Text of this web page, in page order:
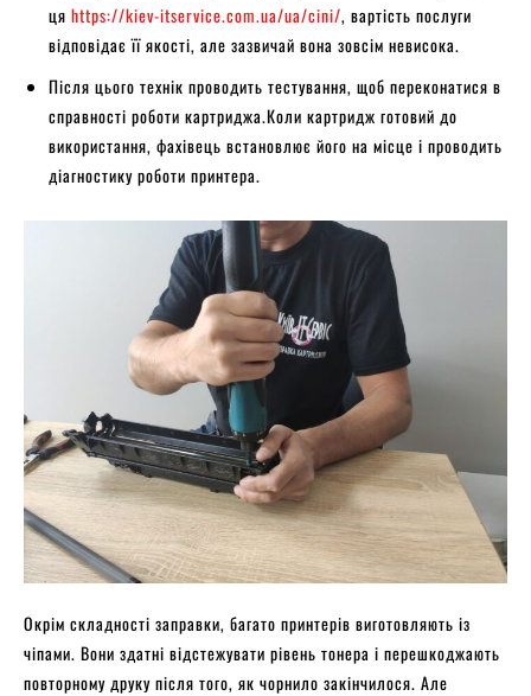
ця https://kiev-itservice.com.ua/ua/cini/, вартість послуги
відповідає її якості, але зазвичай вона зовсім невисока.
Після цього технік проводить тестування, щоб переконатися в
справності роботи картриджа.Коли картридж готовий до
використання, фахівець встановлює його на місце і проводить
діагностику роботи принтера.
Окрім складності заправки, багато принтерів виготовляють із
чіпами. Вони здатні відстежувати рівень тонера і перешкоджають
повторному друку після того, як чорнило закінчилося. Але